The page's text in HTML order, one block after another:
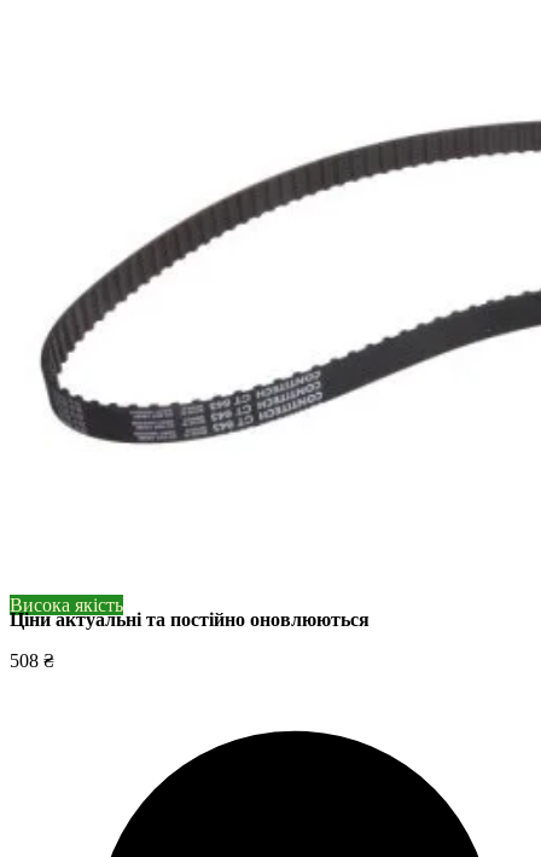
Висока якість
Ціни актуальні та постійно оновлюються
508 ₴